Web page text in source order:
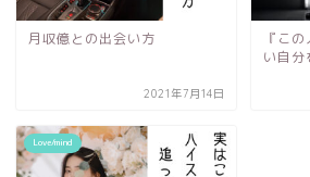
月収億との出会い方
2021年7月14日
『こ
い自分
Love/mind